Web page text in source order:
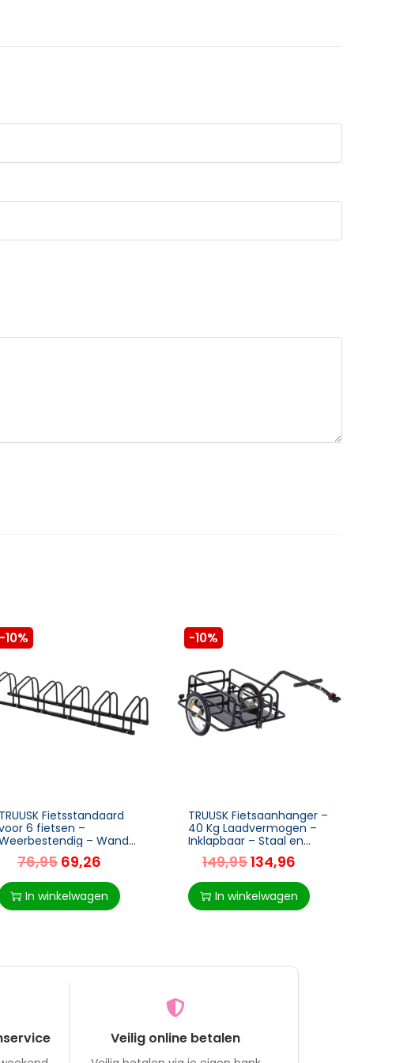
-10%
TRUUSK Fietsstandaard
6 fietsen –
– Wand-
of vloermontage – Staal
– 179 x 33 x 27 cm
76,95 69,26
In winkelwagen
-10%
TRUUSK Fietsaanhanger –
40 Kg Laadvermogen –
Inklapbaar – Staal en
Rubber – Zwart – 155 x
71,5 x 77 cm
149,95134,96
In winkelwagen
Veilig online betalen